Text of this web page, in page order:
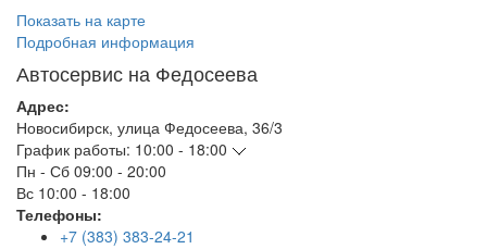
Показать на карте
Подробная информация
Автосервис на Федосеева
Адрес:
Новосибирск, улица Федосеева, 36/3
График работы: 10:00 - 18:00
Пн - Сб 09:00 - 20:00
Вс 10:00 - 18:00
Телефоны:
+7 (383) 383-24-21